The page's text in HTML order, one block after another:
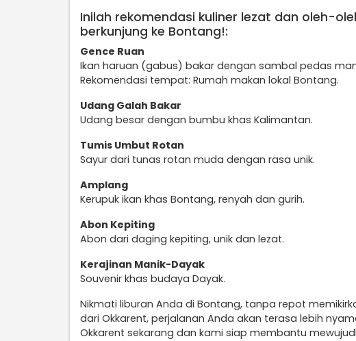
Inilah rekomendasi kuliner lezat dan oleh-
berkunjung ke Bontang!:
Gence Ruan
Ikan haruan (gabus) bakar dengan sambal pedas
Rekomendasi tempat: Rumah makan lokal Bontang.
Udang Galah Bakar
Udang besar dengan bumbu khas Kalimantan.
Tumis Umbut Rotan
Sayur dari tunas rotan muda dengan rasa unik.
Amplang
Kerupuk ikan khas Bontang, renyah dan gurih.
Abon Kepiting
Abon dari daging kepiting, unik dan lezat.
Kerajinan Manik-Dayak
Souvenir khas budaya Dayak.
Nikmati liburan Anda di Bontang, tanpa repot
dari Okkarent, perjalanan Anda akan terasa lebih
Okkarent sekarang dan kami siap membantu